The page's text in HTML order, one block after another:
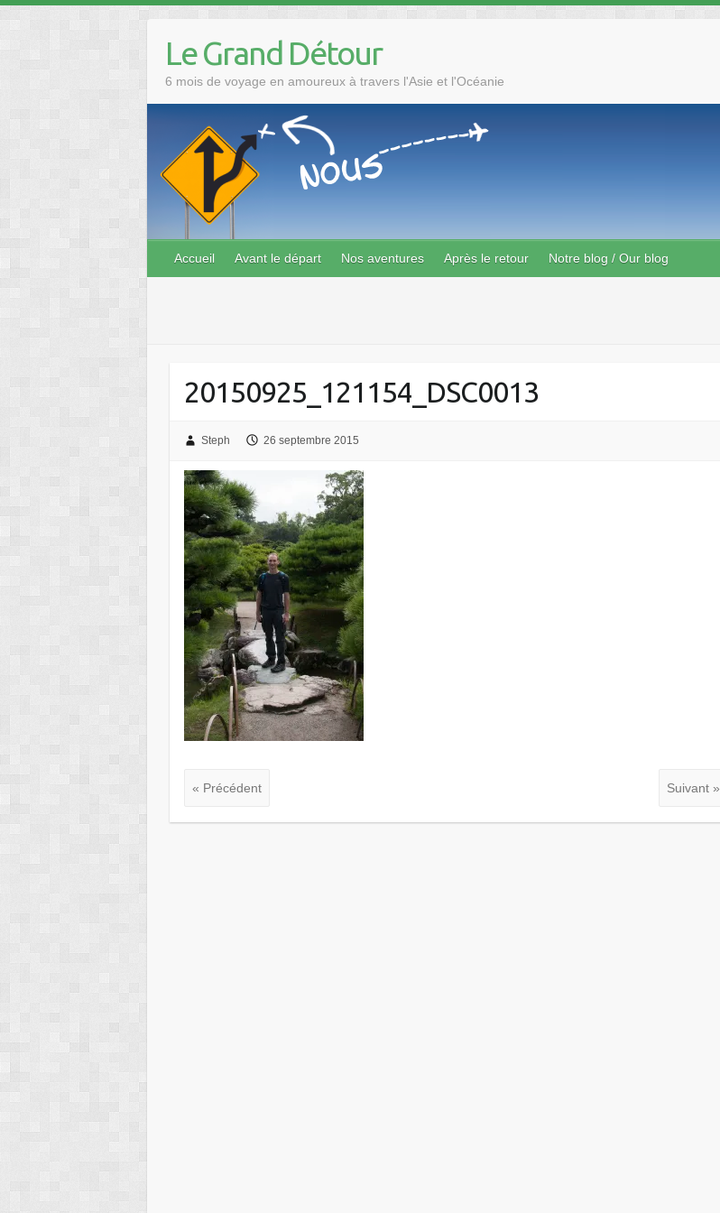
content
Le Grand Détour
6 mois de voyage en amoureux à travers l'Asie et l'Océanie
Accueil Avant le départ Nos aventures Après le retour Notre blog / Our blog
20150925_121154_DSC0013
Steph 26 septembre 2015
« Précédent Suivant »